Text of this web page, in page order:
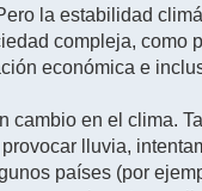
la estabilidad
compleja, como
económica e
cambio en el clima.
lluvia,
países (por